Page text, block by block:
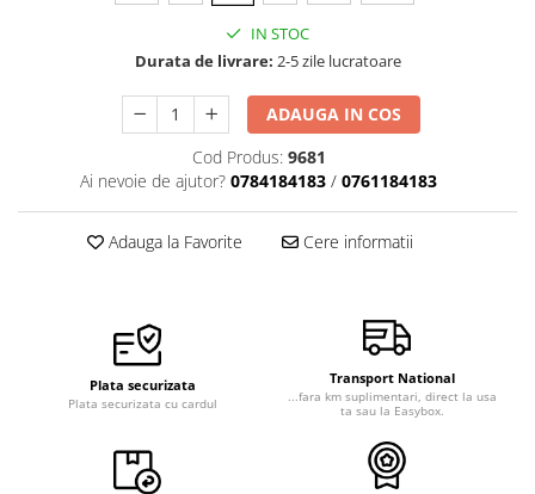
IN STOC
Durata de livrare: 2-5 zile lucratoare
ADAUGA IN COS
Cod Produs: 9681
Ai nevoie de ajutor? 0784184183 / 0761184183
Adauga la Favorite Cere informatii
Plata securizata
Plata securizata cu cardul
Transport National
...fara km suplimentari, direct la usa
ta sau la Easybox.